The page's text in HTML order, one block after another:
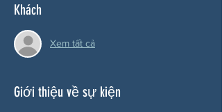
Khách
Xem tất cả
Giới thiệu về sự kiện